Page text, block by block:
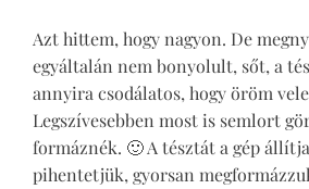
Azt hittem, hogy nagyon. De
egyáltalán nem bonyolult, sőt, a
annyira csodálatos, hogy öröm
Legszívesebben most is semlort
formáznék. 🙂 A tésztát a gép
pihentetjük, gyorsan